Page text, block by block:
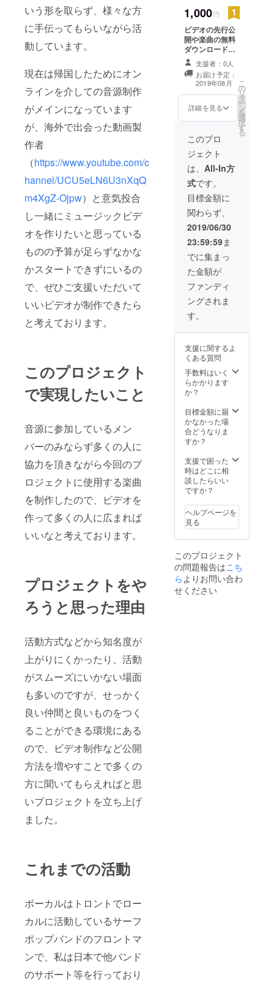
いう形を取らず、様々な方
に手伝ってもらいながら活
動しています。
現在は帰国したためにオン
ラインを介しての音源制作
がメインになっています
が、海外で出会った動画製
作者
（https://www.youtube.com/c
hannel/UCU5eLN6U3nXqQ
m4XgZ-Ojpw）と意気投合
し一緒にミュージックビデ
オを作りたいと思っている
ものの予算が足らずなかな
かスタートできずにいるの
で、ぜひご支援いただいて
いいビデオが制作できたら
と考えております。
このプロジェクト
で実現したいこと
音源に参加しているメン
バーのみならず多くの人に
協力を頂きながら今回のプ
ロジェクトに使用する楽曲
を制作したので、ビデオを
作って多くの人に広まれば
いいなと考えております。
プロジェクトをや
ろうと思った理由
活動方式などから知名度が
上がりにくかったり、活動
がスムーズにいかない場面
も多いのですが、せっかく
良い仲間と良いものをつく
ることができる環境にある
ので、ビデオ制作など公開
方法を増やすことで多くの
方に聞いてもらえればと思
いプロジェクトを立ち上げ
ました。
これまでの活動
ボーカルはトロントでロー
カルに活動しているサーフ
ポップバンドのフロントマ
ンで、私は日本で他バンド
のサポート等を行っており
1,000円
ビデオの先行公
開や楽曲の無料
ダウンロード等
のリターンを行
いたいと思いま
す。メールアド
レスをいただき
ますので、そち
らから提供でき
増やしていきま
す。 ※8月と設定
していますが、
早くなる可能性
があります。
支援者：0人
お届け予定：
2019年08月
詳細を見る
こ
の
リ
タ
ー
ン
を
選
択
す
る
このプロ
ジェクト
は、 All-In方
式です。
目標金額に
関わらず、
2019/06/30
23:59:59ま
でに集まっ
た金額が
ファンディ
ングされま
す。
支援に関するよ
くある質問
手数料はいく
らかかります
か？
目標金額に届
かなかった場
合どうなりま
すか？
支援で困った
時はどこに相
談したらいい
ですか？
ヘルプページを
見る
このプロジェクト
の問題報告はこち
ら よりお問い合わ
せください